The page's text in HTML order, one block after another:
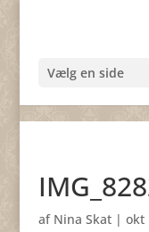
Vælg en side
af Nina Skat| okt